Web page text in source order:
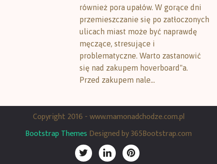
również pora upałów. W gorące dni
przemieszczanie się po zatłoczonych
ulicach miast może być naprawdę
męczące, stresujące i
problematyczne. Warto zastanowić
się nad zakupem hoverboard"a.
Przed zakupem nale...
Copyright 2016 - www.mamonadchodze.com.pl
Bootstrap Themes Designed by 365Bootstrap.com